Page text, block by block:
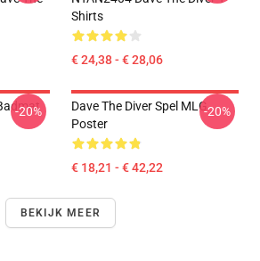
Shirts
€ 24,38 - € 28,06
-20%
Dave The Diver Spel MLG
Poster
€ 18,21 - € 42,22
-20%
BEKIJK MEER